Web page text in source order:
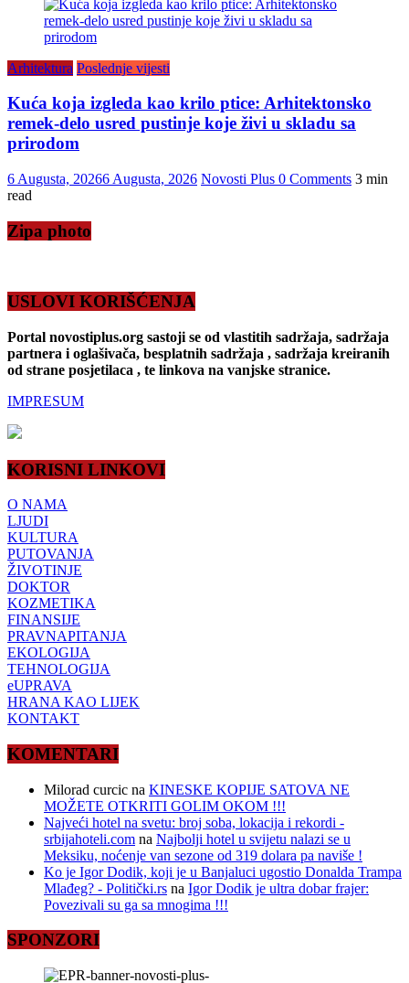
Arhitektura Poslednje vijesti
Kuća koja izgleda kao krilo ptice: Arhitektonsko
remek-delo usred pustinje koje živi u skladu sa
prirodom
6 Augusta, 20266 Augusta, 2026 Novosti Plus 0 Comments 3 min
read
Zipa photo
USLOVI KORIŠĆENJA
Portal novostiplus.org sastoji se od vlastitih sadržaja, sadržaja
partnera i oglašivača, besplatnih sadržaja , sadržaja kreiranih
od strane posjetilaca , te linkova na vanjske stranice.
IMPRESUM
KORISNI LINKOVI
O NAMA
LJUDI
KULTURA
PUTOVANJA
ŽIVOTINJE
DOKTOR
KOZMETIKA
FINANSIJE
PRAVNAPITANJA
EKOLOGIJA
TEHNOLOGIJA
eUPRAVA
HRANA KAO LIJEK
KONTAKT
KOMENTARI
Milorad curcic na KINESKE KOPIJE SATOVA NE
MOŽETE OTKRITI GOLIM OKOM !!!
Najveći hotel na svetu: broj soba, lokacija i rekordi -
srbijahoteli.com na Najbolji hotel u svijetu nalazi se u
Meksiku, noćenje van sezone od 319 dolara pa naviše !
Ko je Igor Dodik, koji je u Banjaluci ugostio Donalda Trampa
Mlađeg? - Politički.rs na Igor Dodik je ultra dobar frajer:
Povezivali su ga sa mnogima !!!
SPONZORI